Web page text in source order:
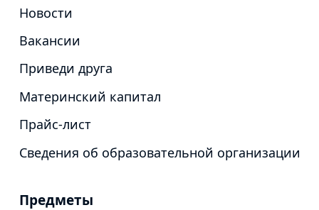
Новости
Вакансии
Приведи друга
Материнский капитал
Прайс-лист
Сведения об образовательной организации
Предметы